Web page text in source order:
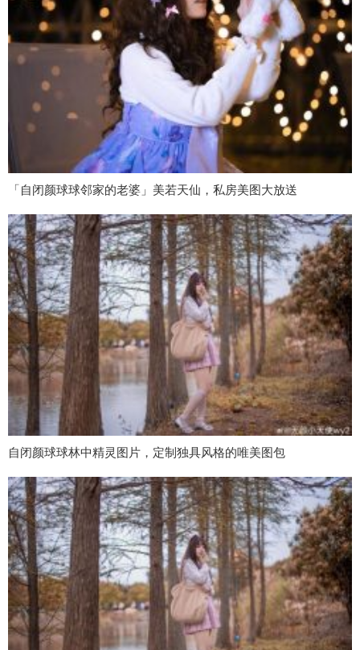
「自闭颜球球邻家的老婆」美若天仙，私房美图大放送
自闭颜球球林中精灵图片，定制独具风格的唯美图包